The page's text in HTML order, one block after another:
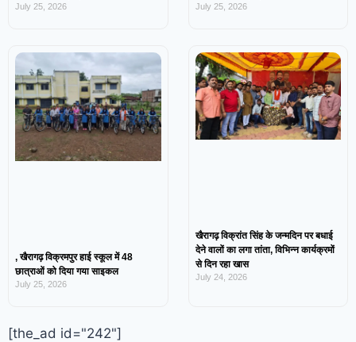
July 25, 2026 July 25, 2026
, खैरागढ़ विक्रमपुर हाई स्कूल में 48
छात्राओं को दिया गया साइकल
July 25, 2026
खैरागढ़ विक्रांत सिंह के जन्मदिन पर बधाई
देने वालों का लगा तांता, विभिन्न कार्यक्रमों
से दिन रहा खास
July 24, 2026
[the_ad id="242"]